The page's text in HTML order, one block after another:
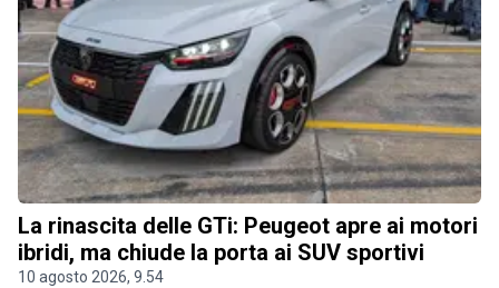
La rinascita delle GTi: Peugeot apre ai motori
ibridi, ma chiude la porta ai SUV sportivi
10 agosto 2026, 9.54